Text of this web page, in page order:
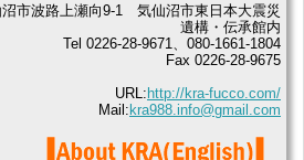
市波路上瀬向9-1 気仙沼市東日本大震災
遺構・伝承館内
Tel 0226-28-9671、080-1661-1804
Fax 0226-28-9675
URL: http://kra-fucco.com/
Mail: kra988.info@gmail.com